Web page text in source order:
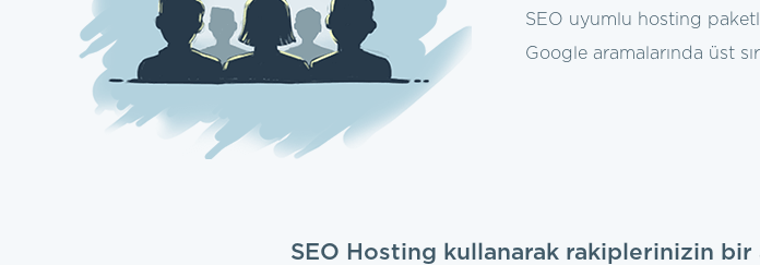
SEO uyumlu hosting
Google aramalarında üst
SEO Hosting kullanarak rakiplerinizin bir